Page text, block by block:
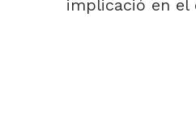
implicació en el